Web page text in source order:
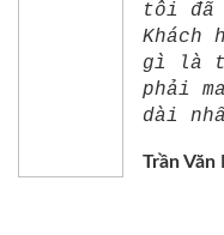
tôi đã
Khách
gì là
phải
dài
Trần Văn